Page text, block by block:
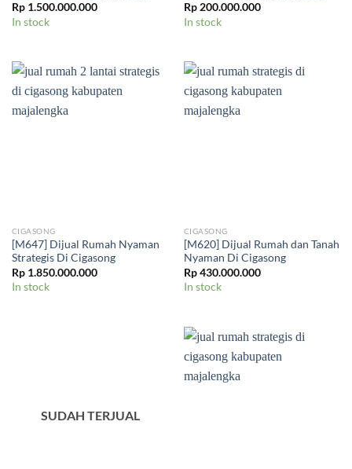
Rp1.500.000.000
In stock
Rp200.000.000
In stock
CIGASONG
[M647] Dijual Rumah Nyaman
Strategis Di Cigasong
Rp1.850.000.000
In stock
CIGASONG
[M620] Dijual Rumah dan Tanah
Nyaman Di Cigasong
Rp430.000.000
In stock
SUDAH TERJUAL